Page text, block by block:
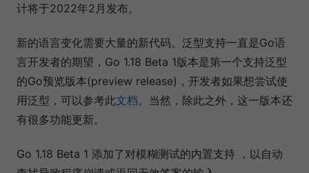
计将于2022年2月发布。
新的语言变化需要大量的新代码。泛型支持一直是Go语
言开发者的期望，Go 1.18 Beta 1版本是第一个支持泛型
的Go预览版本(preview release)，开发者如果想尝试使
用泛型，可以参考此文档。当然，除此之外，这一版本还
有很多功能更新。
Go 1.18 Beta 1 添加了对模糊测试的内置支持 ，以自动